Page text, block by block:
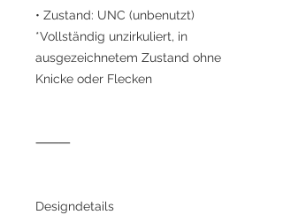
• Zustand: UNC (unbenutzt)
*Vollständig unzirkuliert, in
ausgezeichnetem Zustand ohne
Knicke oder Flecken
⸻
Designdetails